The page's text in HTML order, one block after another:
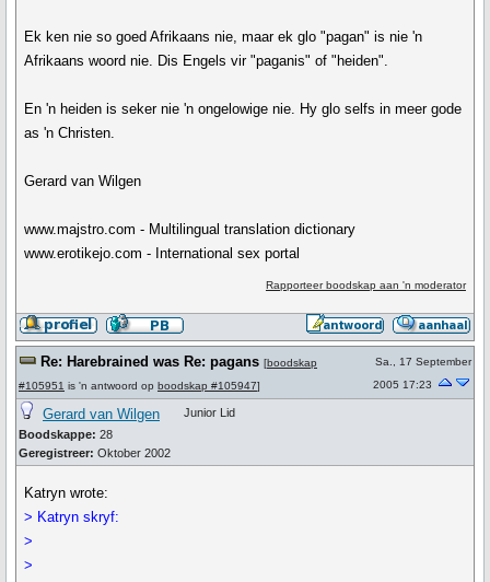
Ek ken nie so goed Afrikaans nie, maar ek glo "pagan" is nie 'n
Afrikaans woord nie. Dis Engels vir "paganis" of "heiden".
En 'n heiden is seker nie 'n ongelowige nie. Hy glo selfs in meer gode
as 'n Christen.
Gerard van Wilgen
www.majstro.com - Multilingual translation dictionary
www.erotikejo.com - International sex portal
Rapporteer boodskap aan 'n moderator
Re: Harebrained was Re: pagans [boodskap
#105951 is 'n antwoord op boodskap #105947]
Sa., 17 September
2005 17:23
Gerard van Wilgen
Boodskappe: 28
Geregistreer: Oktober 2002
Junior Lid
Katryn wrote:
> Katryn skryf:
>
>